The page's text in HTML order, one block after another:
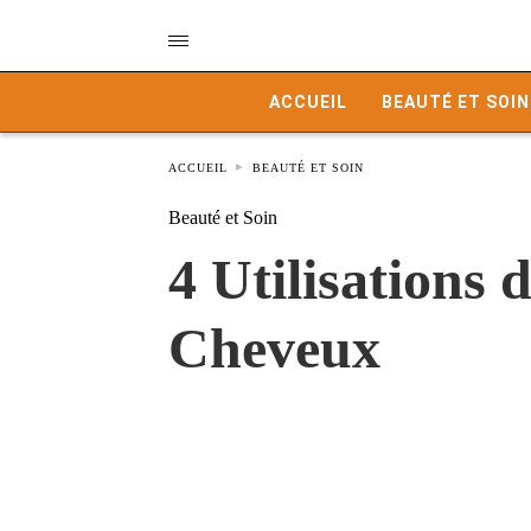
ACCUEIL BEAUTÉ ET SOIN
ACCUEIL BEAUTÉ ET SOIN
Beauté et Soin
4 Utilisations
Cheveux